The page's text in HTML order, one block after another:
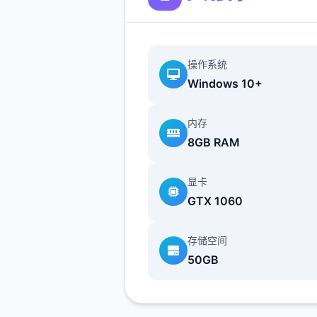
别个问题问陆遍>amber>让她
另这个吻>教室上课>空教室
>站起来>我的乌龟受伤了>随
她>回自己房间点计算机>快进
后面分各个人物去做教程,而因
刀的礼包码里有特工的藏身处
操作系统
Windows 10+
内存
8GB RAM
显卡
GTX 1060
存储空间
50GB